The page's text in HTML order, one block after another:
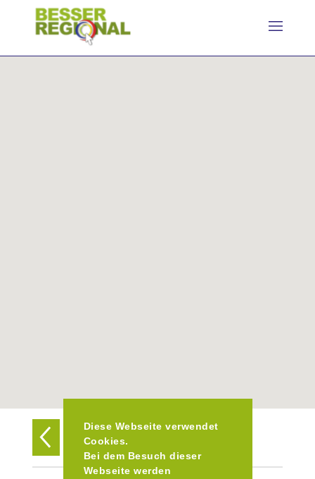
Diese Webseite verwendet
Cookies.
Bei dem Besuch dieser
Webseite werden
Zurück zur Übersicht